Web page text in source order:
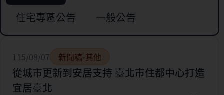
住宅專區公告
一般公告
115/08/07 新聞稿-其他
從城市更新到安居支持 臺北市住都中心打造
宜居臺北